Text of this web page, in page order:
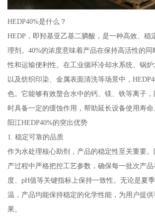
HEDP40%是什么？
HEDP，即羟基亚乙基二膦酸，是一种高效、稳
理剂。40%的浓度意味着产品在保持高活性的
性和运输便利性。在工业循环冷却水系统、锅
以及纺织印染、金属表面清洗等场景中，
色。它能够有效螯合水中的钙、镁、铁等离子
时具备一定的缓蚀作用，帮助延长设备使用寿命
阳江HEDP40%的突出优势
1. 稳定可靠的品质
作为水处理核心助剂，产品的稳定性至关重要。
产过程中严格把控工艺参数，确保每一批次产
度、pH值等关键指标上保持一致性。无论是夏
温，产品均能保持稳定的化学性能，为用户提
果。